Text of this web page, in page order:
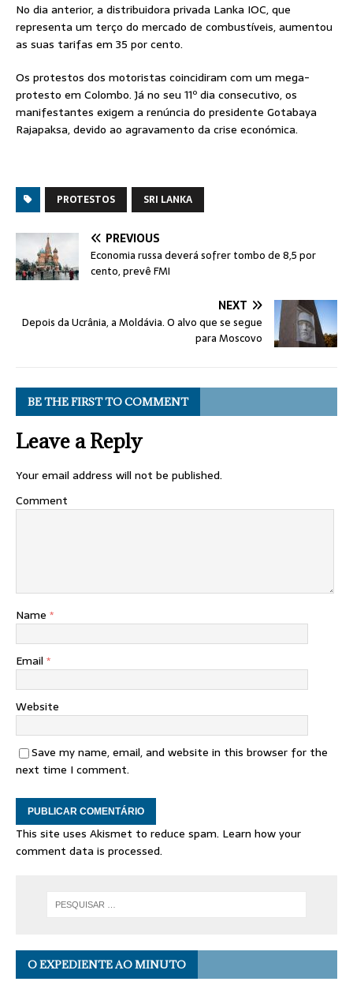
No dia anterior, a distribuidora privada Lanka IOC, que
representa um terço do mercado de combustíveis, aumentou
as suas tarifas em 35 por cento.
Os protestos dos motoristas coincidiram com um mega-
protesto em Colombo. Já no seu 11º dia consecutivo, os
manifestantes exigem a renúncia do presidente Gotabaya
Rajapaksa, devido ao agravamento da crise económica.
PROTESTOS SRI LANKA
PREVIOUS
Economia russa deverá sofrer tombo de 8,5 por
cento, prevê FMI
NEXT
Depois da Ucrânia, a Moldávia. O alvo que se segue
para Moscovo
BE THE FIRST TO COMMENT
Leave a Reply
Your email address will not be published.
Comment
Name *
Email *
Website
Save my name, email, and website in this browser for the
next time I comment.
This site uses Akismet to reduce spam. Learn how your
comment data is processed.
O EXPEDIENTE AO MINUTO